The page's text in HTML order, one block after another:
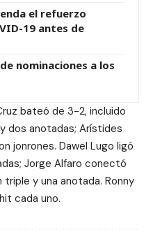
el refuerzo
19 antes de
nominaciones a los
bateó de 3-2, incluido
dos anotadas; Arístides
jonrones. Dawel Lugo ligó
Jorge Alfaro conectó
triple y una anotada. Ronny
cada uno.